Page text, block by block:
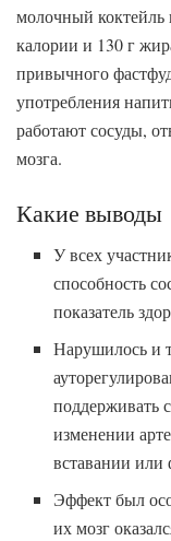
молочный
калории и 130 г
привычного
употребления
работают сосуды,
мозга.
Какие выводы
У всех
способность
показатель
Нарушилось и
поддерживать
изменении
вставании или
Эффект был
их мозг